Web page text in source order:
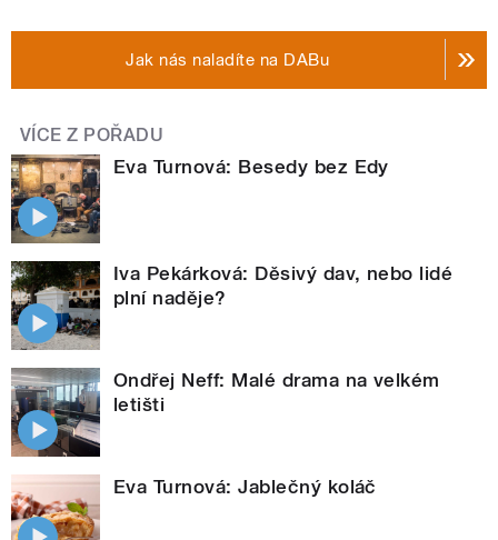
Jak nás naladíte na DABu
VÍCE Z POŘADU
Eva Turnová: Besedy bez Edy
Iva Pekárková: Děsivý dav, nebo lidé
plní naděje?
Ondřej Neff: Malé drama na velkém
letišti
Eva Turnová: Jablečný koláč